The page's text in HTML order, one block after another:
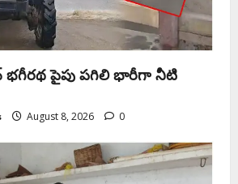
భగీరథ పైపు పగిలి భారీగా నీటి
August 8, 2026 0